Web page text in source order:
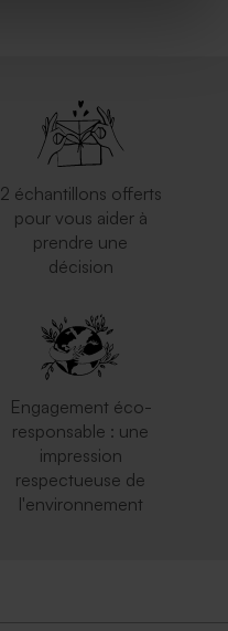
2 échantillons offerts
pour vous aider à
prendre une
décision
Engagement éco-
responsable : une
impression
respectueuse de
l'environnement